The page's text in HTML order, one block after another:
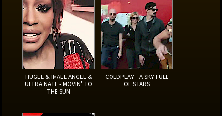
HUGEL & IMAEL ANGEL &
ULTRA NATE - MOVIN' TO
THE SUN
COLDPLAY - A SKY FULL
OF STARS